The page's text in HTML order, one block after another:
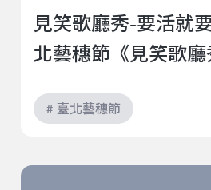
見笑歌廳秀-要活就
北藝穗節《見笑歌廳
# 臺北藝穗節
人生如戲｜2022臺北藝穗節《我